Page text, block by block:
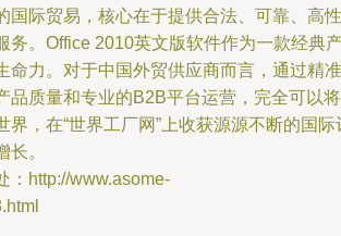
国际贸易，核心在于提供合法、可靠、高性
务。Office 2010英文版软件作为一款经典
命力。对于中国外贸供应商而言，通过精准
品质量和专业的B2B平台运营，完全可以将
界，在“世界工厂网”上收获源源不断的国际
。
：http://www.asome-